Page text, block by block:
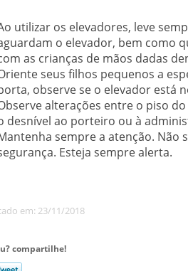
utilizar os elevadores, leve
o elevador, bem como
as crianças de mãos dadas
seus filhos pequenos a
observe se o elevador está
alterações entre o piso
desnível ao porteiro ou à
sempre a atenção. Não
Esteja sempre alerta.
em: 23/11/2018
compartilhe!